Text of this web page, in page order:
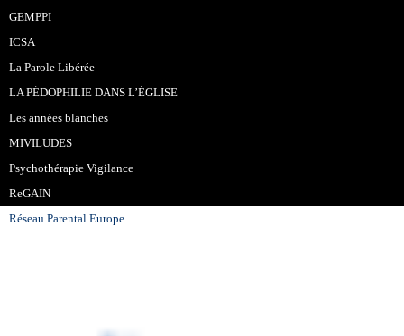
GEMPPI
ICSA
La Parole Libérée
LA PÉDOPHILIE DANS L’ÉGLISE
Les années blanches
MIVILUDES
Psychothérapie Vigilance
ReGAIN
Réseau Parental Europe